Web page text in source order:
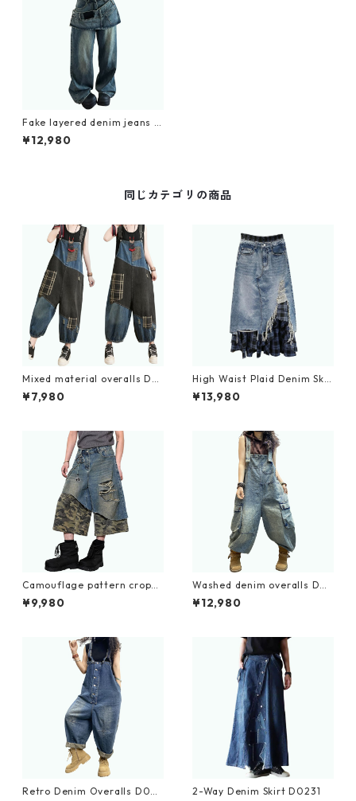
Fake layered denim jeans D
0153
¥12,980
同じカテゴリの商品
Mixed material overalls D0
082
¥7,980
High Waist Plaid Denim Skir
t D0056
¥13,980
Camouflage pattern croppe
d wide denim jeans D0100
¥9,980
Washed denim overalls D02
34
¥12,980
Retro Denim Overalls D023
2-Way Denim Skirt D0231